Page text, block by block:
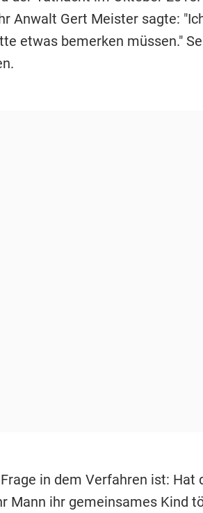
Anwalt Gert Meister sagte:
etwas bemerken müssen."
in dem Verfahren ist: Hat
Mann ihr gemeinsames Kind